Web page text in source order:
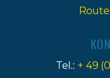
Tel.: + 49